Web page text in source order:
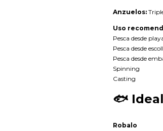
Anzuelos:
Uso
Pesca desde
Pesca desde
Pesca desde
Spinning
Casting
🐟
Robalo